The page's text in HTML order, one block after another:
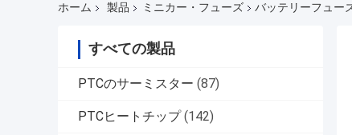
ホーム 製品 ミニカー・フューズ バッテリーフュー
すべての製品
PTCのサーミスター (87)
PTCヒートチップ (142)